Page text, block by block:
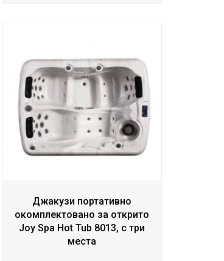
Джакузи портативно
окомплектовано за открито
Joy Spa Hot Tub 8013, с три
места